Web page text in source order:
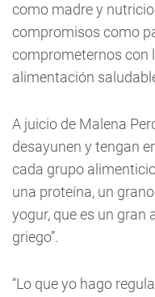
como madre y
compromisos como
comprometernos con
alimentación
A juicio de Malena
desayunen y tengan
cada grupo
una proteína, un
yogur, que es un gran
griego”.
“Lo que yo hago